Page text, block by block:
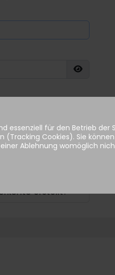
erstellt?
essenziell für den Betrieb der
Cookies). Sie
Ablehnung womöglich